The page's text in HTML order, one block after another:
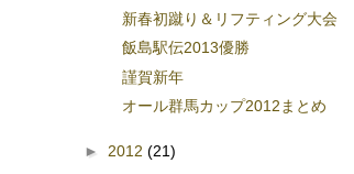
新春初蹴り＆リフティング大会
飯島駅伝2013優勝
謹賀新年
オール群馬カップ2012まとめ
► 2012 (21)